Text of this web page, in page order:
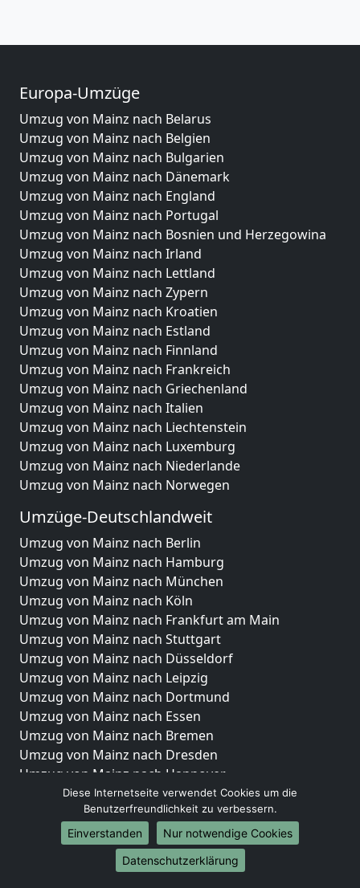
Europa-Umzüge
Umzug von Mainz nach Belarus
Umzug von Mainz nach Belgien
Umzug von Mainz nach Bulgarien
Umzug von Mainz nach Dänemark
Umzug von Mainz nach England
Umzug von Mainz nach Portugal
Umzug von Mainz nach Bosnien und Herzegowina
Umzug von Mainz nach Irland
Umzug von Mainz nach Lettland
Umzug von Mainz nach Zypern
Umzug von Mainz nach Kroatien
Umzug von Mainz nach Estland
Umzug von Mainz nach Finnland
Umzug von Mainz nach Frankreich
Umzug von Mainz nach Griechenland
Umzug von Mainz nach Italien
Umzug von Mainz nach Liechtenstein
Umzug von Mainz nach Luxemburg
Umzug von Mainz nach Niederlande
Umzug von Mainz nach Norwegen
Umzüge-Deutschlandweit
Umzug von Mainz nach Berlin
Umzug von Mainz nach Hamburg
Umzug von Mainz nach München
Umzug von Mainz nach Köln
Umzug von Mainz nach Frankfurt am Main
Umzug von Mainz nach Stuttgart
Umzug von Mainz nach Düsseldorf
Umzug von Mainz nach Leipzig
Umzug von Mainz nach Dortmund
Umzug von Mainz nach Essen
Umzug von Mainz nach Bremen
Umzug von Mainz nach Dresden
Umzug von Mainz nach Hannover
Umzug von Mainz nach Nürnberg
Umzug von Mainz nach Duisburg
Umzug von Mainz nach Bochum
Umzug von Mainz nach Wuppertal
Umzug von Mainz nach Bielefeld
Diese Internetseite verwendet Cookies um die
Benutzerfreundlichkeit zu verbessern.
Einverstanden
Nur notwendige Cookies
Datenschutzerklärung